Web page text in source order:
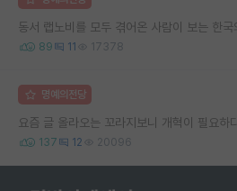
89 11 17378
명예의전당
요즘 글 올라오는 꼬라지보니 개혁이 필요하다
137 12 20096